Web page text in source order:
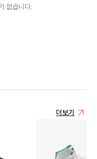
없습니다.
더보기